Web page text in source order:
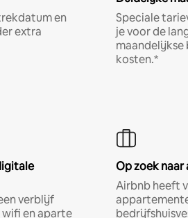
en
extra
Speciale
je voor de
maandelijkse
kosten.*
verblijf
en aparte
Op zoek
Airbnb heeft